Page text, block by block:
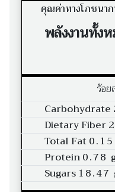
คุณค่าทางโภชนา
พลังงานทั้ง
ร้อ
Carbohydrate
Dietary Fiber
Total Fat
Protein0.78
Sugars 18.47